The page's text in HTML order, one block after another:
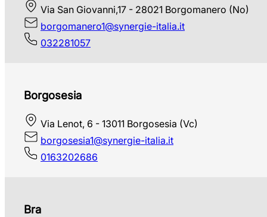
Via San Giovanni,17 - 28021 Borgomanero (No)
borgomanero1@synergie-italia.it
032281057
Borgosesia
Via Lenot, 6 - 13011 Borgosesia (Vc)
borgosesia1@synergie-italia.it
0163202686
Bra